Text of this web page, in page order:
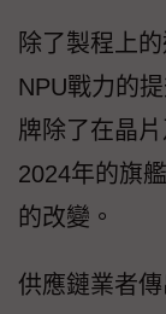
除了製程上
NPU戰力的
牌除了在晶
2024年的旗
的改變。
供應鏈業者